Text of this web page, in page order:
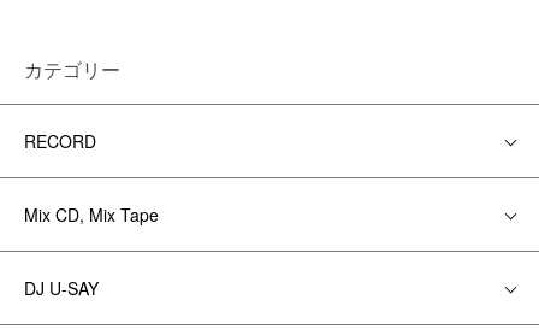
カテゴリー
RECORD
Mix CD, Mix Tape
DJ U-SAY